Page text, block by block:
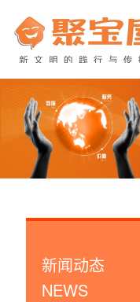
关于我们
产品与服务
客户服务
新闻动态
NEWS